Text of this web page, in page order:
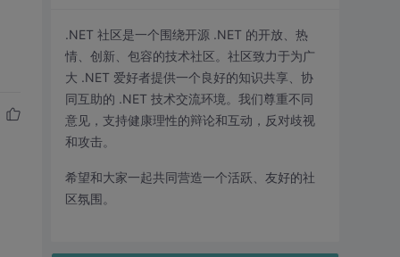
.NET 社区是一个围绕开源 .NET 的开放、热
情、创新、包容的技术社区。社区致力于为广
大 .NET 爱好者提供一个良好的知识共享、协
同互助的 .NET 技术交流环境。我们尊重不同
意见，支持健康理性的辩论和互动，反对歧视
和攻击。
希望和大家一起共同营造一个活跃、友好的社
区氛围。